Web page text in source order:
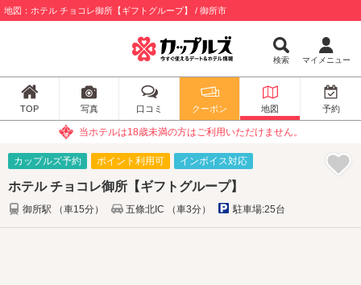
地図：ホテル チョコレ御所【ギフトグループ】 / 御所市
検索 マイメニュー
TOP 写真 口コミ クーポン 地図 予約
当ホテルは18歳未満の方はご利用いただけません。
カップルズ予約 ポイント利用可 インボイス対応
ホテル チョコレ御所【ギフトグループ】
御所駅 （車15分） 五條北IC （車3分） 駐車場:25台